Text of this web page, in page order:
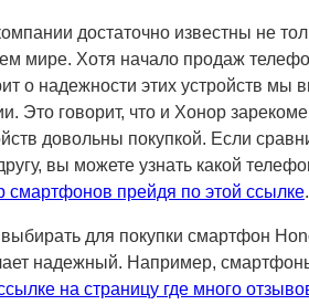
достаточно известны не
мире. Хотя начало продаж
о надежности этих устройств
Это говорит, что и Хонор
довольны покупкой. Если
вы можете узнать какой
смартфонов прейдя по этой ссылке.
для покупки смартфон
надежный. Например,
на страницу где много